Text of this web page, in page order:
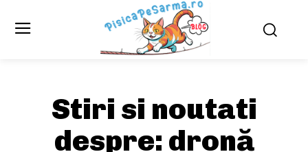
Stiri si noutati
despre: dronă